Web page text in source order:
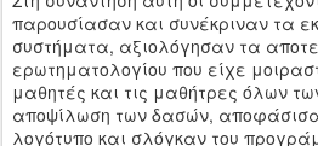
παρουσίασαν και συνέκριναν τα
συστήματα, αξιολόγησαν τα
ερωτηματολογίου που είχε
μαθητές και τις μαθήτρες όλων
αποψίλωση των δασών,
λογότυπο και σλόγκαν του